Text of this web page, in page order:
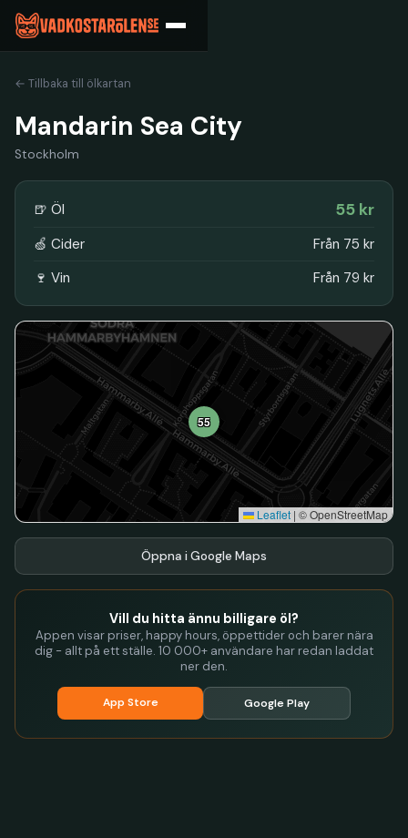
← Tillbaka till ölkartan
Mandarin Sea City
Stockholm
🍺 Öl 55 kr
🍏 Cider
Från 75 kr
🍷 Vin
Från 79 kr
55
Leaflet | © OpenStreetMap
Öppna i Google Maps
Vill du hitta ännu billigare öl?
Appen visar priser, happy hours, öppettider och barer nära
dig - allt på ett ställe. 10 000+ användare har redan laddat
ner den.
App Store Google Play